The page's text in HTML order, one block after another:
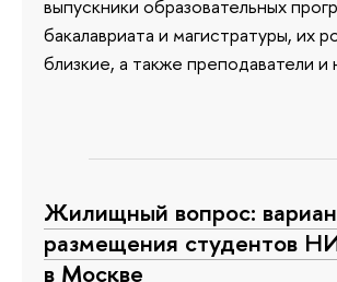
выпускники образовательных
бакалавриата и магистратуры, их
близкие, а также преподаватели и
Жилищный вопрос:
размещения студентов
в Москве